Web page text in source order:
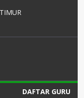
DAFTAR GURU